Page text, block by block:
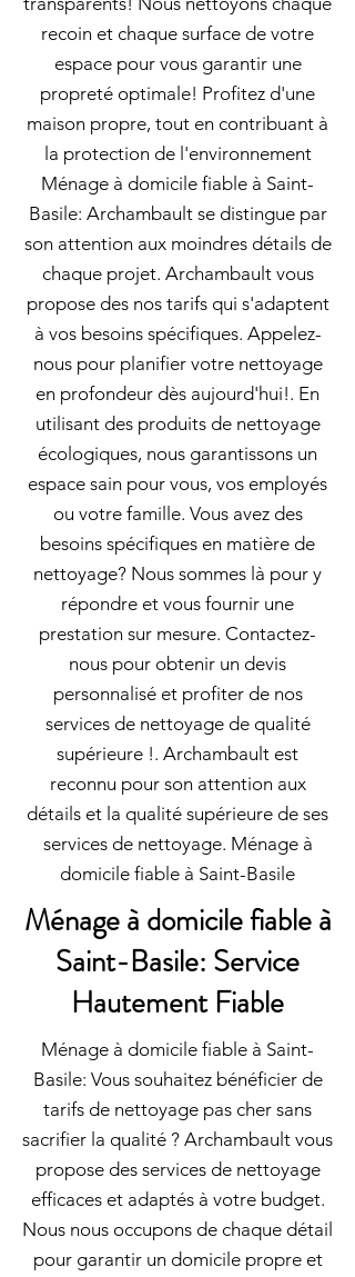
recoin et chaque surface de votre
espace pour vous garantir une
propreté optimale! Profitez d'une
maison propre, tout en contribuant à
la protection de l'environnement
Ménage à domicile fiable à Saint-
Basile: Archambault se distingue par
son attention aux moindres détails de
chaque projet. Archambault vous
propose des nos tarifs qui s'adaptent
à vos besoins spécifiques. Appelez-
nous pour planifier votre nettoyage
en profondeur dès aujourd'hui!. En
utilisant des produits de nettoyage
écologiques, nous garantissons un
espace sain pour vous, vos employés
ou votre famille. Vous avez des
besoins spécifiques en matière de
nettoyage? Nous sommes là pour y
répondre et vous fournir une
prestation sur mesure. Contactez-
nous pour obtenir un devis
personnalisé et profiter de nos
services de nettoyage de qualité
supérieure !. Archambault est
reconnu pour son attention aux
détails et la qualité supérieure de ses
services de nettoyage. Ménage à
domicile fiable à Saint-Basile
Ménage à domicile fiable à
Saint-Basile: Service
Hautement Fiable
Ménage à domicile fiable à Saint-
Basile: Vous souhaitez bénéficier de
tarifs de nettoyage pas cher sans
sacrifier la qualité ? Archambault vous
propose des services de nettoyage
efficaces et adaptés à votre budget.
Nous nous occupons de chaque détail
pour garantir un domicile propre et